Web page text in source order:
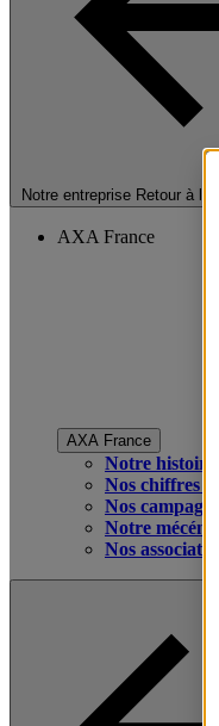
Notre entreprise Retour à la
AXA France
AXA France
Notre histoire
Nos chiffres
Nos
Notre mécénat
Nos